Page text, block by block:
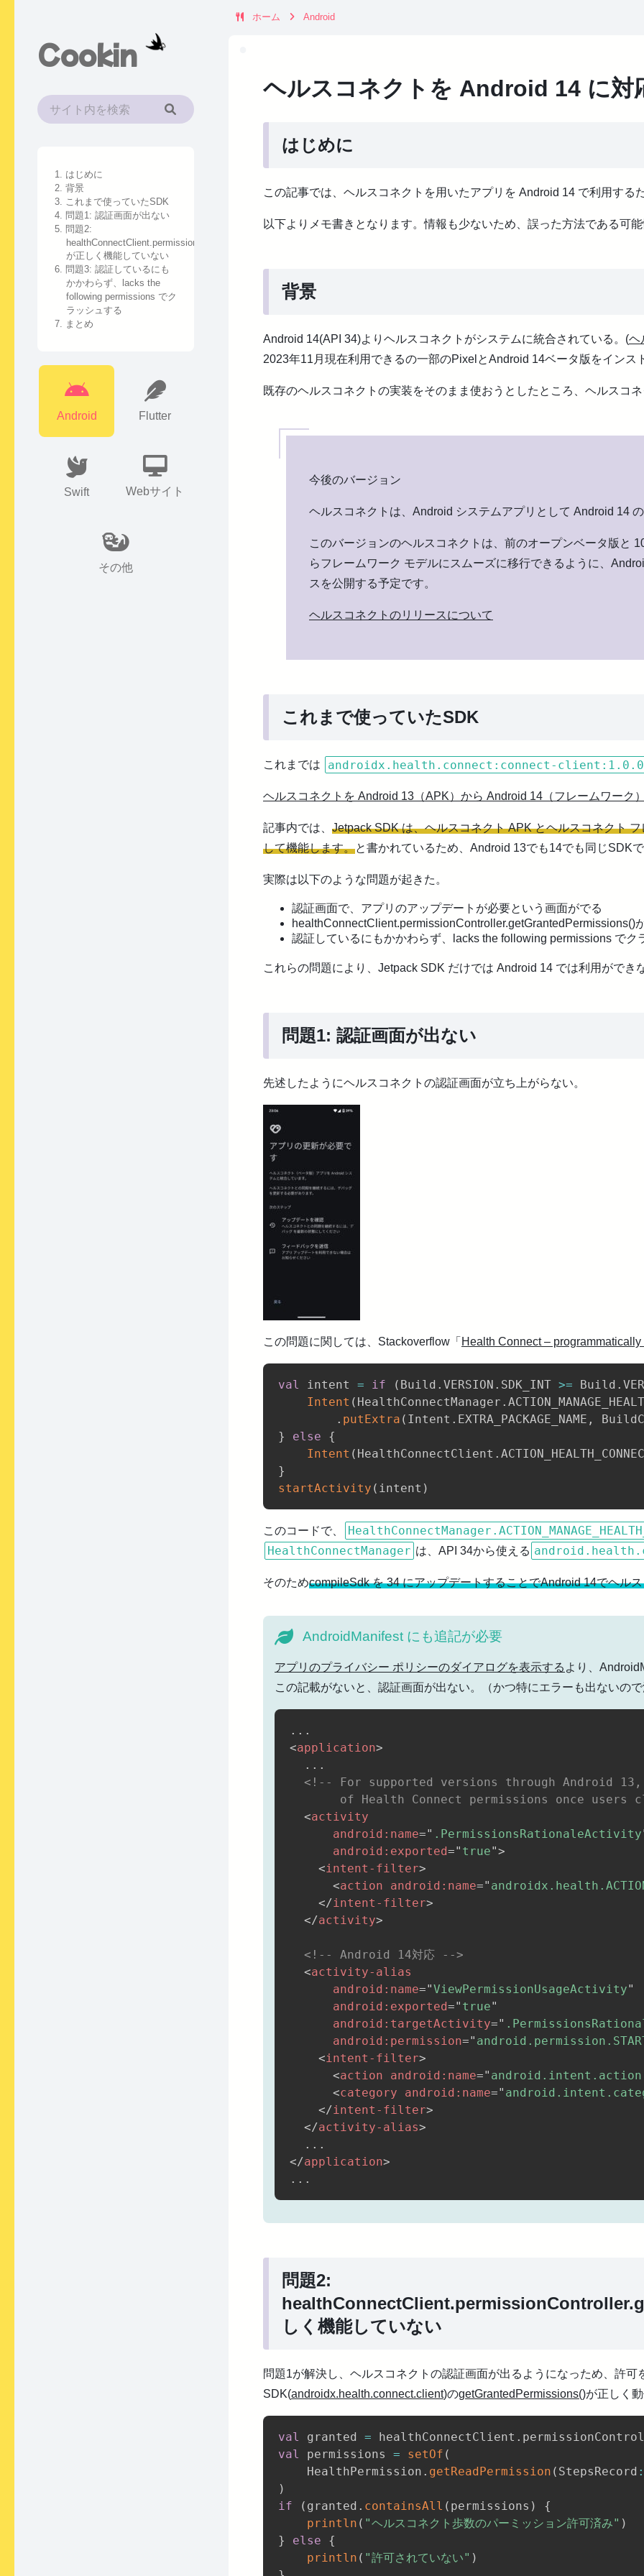
Cookin
1. はじめに
2. 背景
3. これまで使っていたSDK
4. 問題1: 認証画面が出ない
5. 問題2:
healthConnectClient.permissionController.getGrantedPermissions()
が正しく機能していない
6. 問題3: 認証しているにも
かかわらず、lacks the
following permissions でク
ラッシュする
7. まとめ
Android Flutter
Swift Webサイト
その他
ホーム Android
ヘルスコネクトを Android 14 に対
はじめに
この記事では、ヘルスコネクトを用いたアプリを Android 14 で利用する
以下よりメモ書きとなります。情報も少ないため、誤った方法である可
背景
Android 14(API 34)よりヘルスコネクトがシステムに統合されている。(ヘ
2023年11月現在利用できるの一部のPixelとAndroid 14ベータ版をインス
既存のヘルスコネクトの実装をそのまま使おうとしたところ、ヘルスコ
今後のバージョン
ヘルスコネクトは、Android システムアプリとして Android 14
このバージョンのヘルスコネクトは、前のオープンベータ版と
らフレームワーク モデルにスムーズに移行できるように、
スを公開する予定です。
ヘルスコネクトのリリースについて
これまで使っていたSDK
これまでは androidx.health.connect:connect-
ヘルスコネクトを Android 13（APK）から Android 14（フレームワーク
記事内では、 Jetpack SDK は、ヘルスコネクト APK とヘルスコネクト
して機能します。と書かれているため、Android 13でも14でも同じSDKで
実際は以下のような問題が起きた。
認証画面で、アプリのアップデートが必要という画面がでる
healthConnectClient.permissionController.getGrantedPermissions()
認証しているにもかかわらず、lacks the following permissions でク
これらの問題により、Jetpack SDK だけでは Android 14 では利用ができ
問題1: 認証画面が出ない
先述したようにヘルスコネクトの認証画面が立ち上がらない。
この問題に関しては、Stackoverflow「 Health Connect –
val intent = if ( Build . VERSION . SDK_INT >= Build .
Intent ( HealthConnectManager .
. putExtra ( Intent . EXTRA_PACKAGE_NAME ,
}
else
{
Intent ( HealthConnectClient .
}
startActivity ( intent )
このコードで、
HealthConnectManager は、API 34から使える
そのためcompileSdk を 34 にアップデートすることでAndroid 14でヘル
AndroidManifest にも追記が必要
アプリのプライバシー ポリシーのダイアログを表示する より、
この記載がないと、認証画面が出ない。（かつ特にエラーも出ないので
<application>
  ...
<!-- For supported versions through Android
of Health Connect permissions once users
<activity
android: name=" .PermissionsRationaleActivity
android: exported=" true">
<intent-filter>
<action android: name="
</intent-filter>
</activity>
<!-- Android 14対応 -->
<activity-alias
android: name="ViewPermissionUsageActivity"
android: exported=" true"
android: targetActivity="
android: permission="
<intent-filter>
<action android: name="
<category android: name="
</intent-filter>
</activity-alias>
</application>
問題2:
しく機能していない
問題1が解決し、ヘルスコネクトの認証画面が出るようになっため、許可
SDK(androidx.health.connect.client)のgetGrantedPermissions()が正しく
val granted = healthConnectClient .
val
permissions = setOf (
    HealthPermission
. getReadPermission ( StepsRecord
)
if
( granted . containsAll ( permissions )
{
println ( "ヘルスコネクト歩数のパーミッション許可済み" )
}
else
{
println ( "許可されていない" )